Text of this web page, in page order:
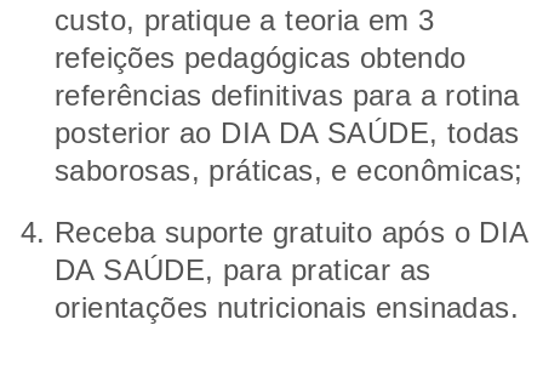
custo, pratique a teoria em 3
refeições pedagógicas obtendo
referências definitivas para a rotina
posterior ao DIA DA SAÚDE, todas
saborosas, práticas, e econômicas;
Receba suporte gratuito após o DIA
DA SAÚDE, para praticar as
orientações nutricionais ensinadas.